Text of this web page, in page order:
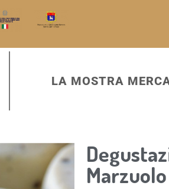
LA MOSTRA